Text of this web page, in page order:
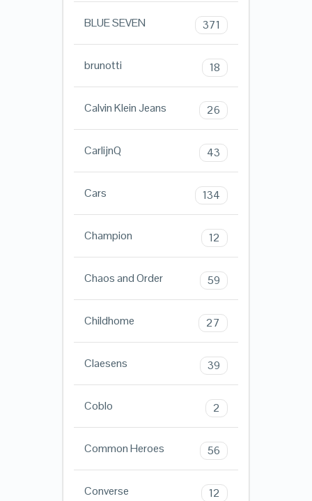
BLUE SEVEN 371
brunotti 18
Calvin Klein Jeans 26
CarlijnQ 43
Cars 134
Champion 12
Chaos and Order 59
Childhome 27
Claesens 39
Coblo 2
Common Heroes 56
Converse 12